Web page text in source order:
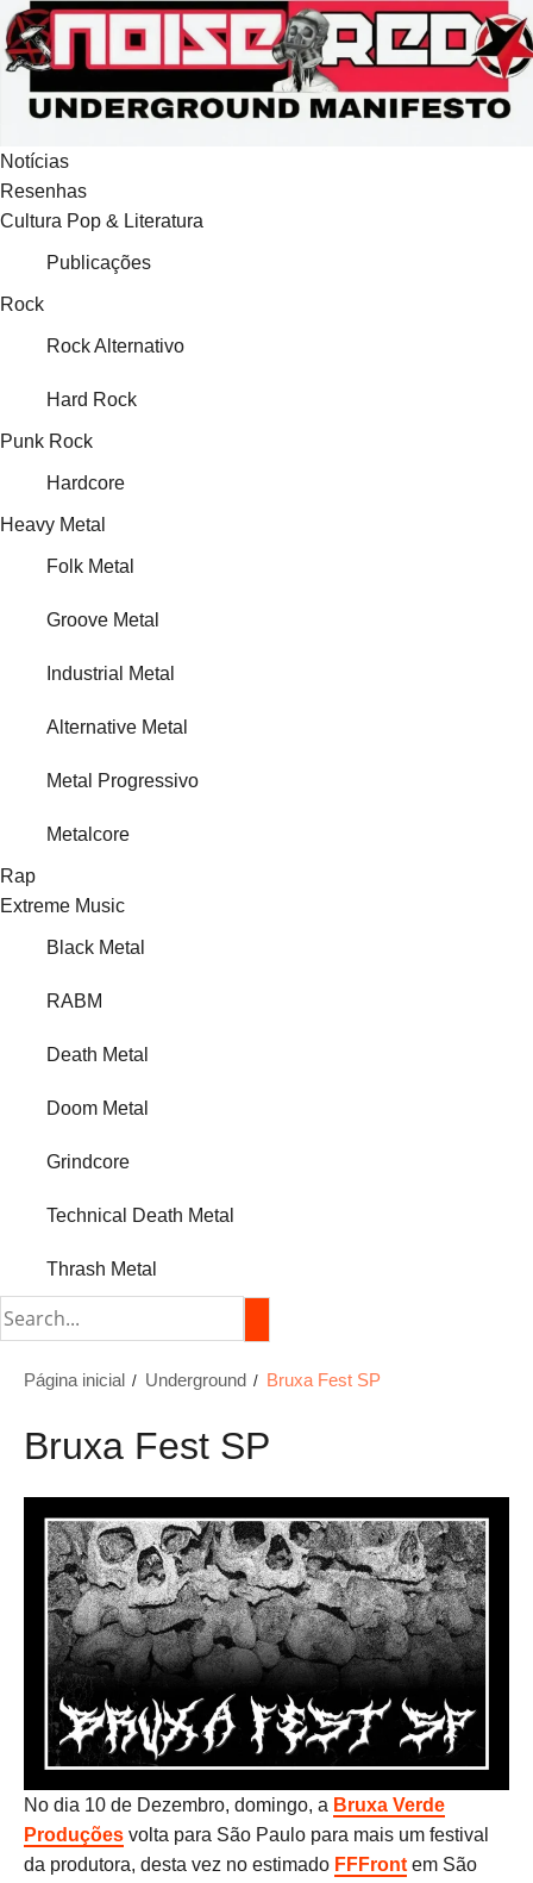
para
o
conteúdo
Notícias
Resenhas
Cultura Pop & Literatura
Publicações
Rock
Rock Alternativo
Hard Rock
Punk Rock
Hardcore
Heavy Metal
Folk Metal
Groove Metal
Industrial Metal
Alternative Metal
Metal Progressivo
Metalcore
Rap
Extreme Music
Black Metal
RABM
Death Metal
Doom Metal
Grindcore
Technical Death Metal
Thrash Metal
Página inicial Underground Bruxa Fest SP
Bruxa Fest SP
No dia 10 de Dezembro, domingo, a Bruxa Verde
Produções volta para São Paulo para mais um festival
da produtora, desta vez no estimado FFFrontem São